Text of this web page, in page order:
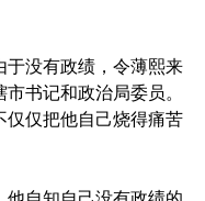
没有政绩，令薄熙来
书记和政治局委员。
仅把他自己烧得痛苦